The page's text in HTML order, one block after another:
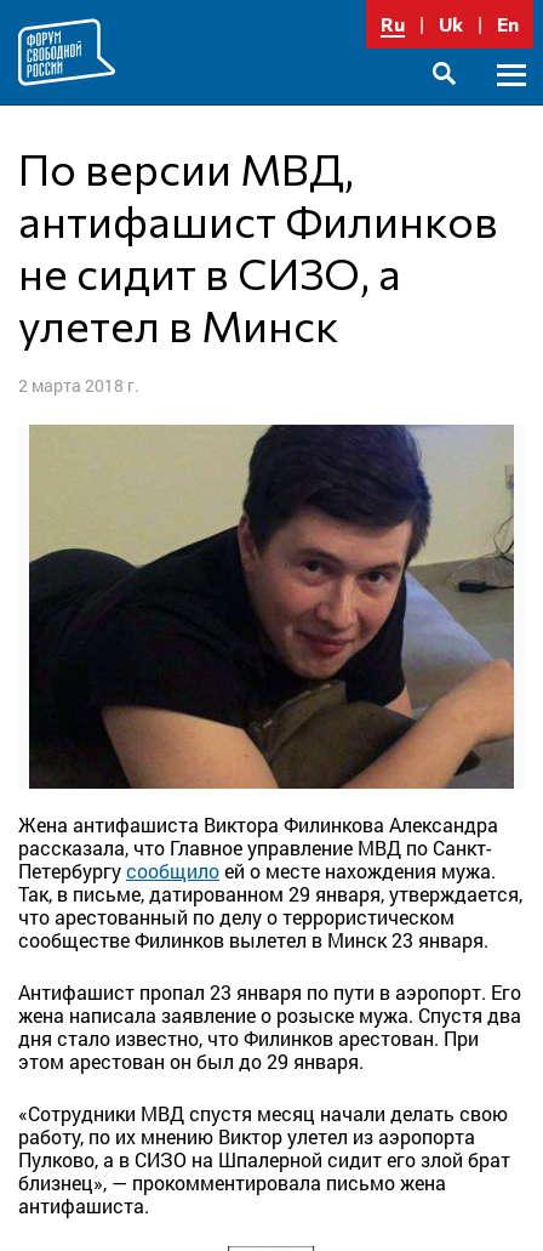
содержимому
Ru Uk En
По версии МВД,
антифашист Филинков
не сидит в СИЗО, а
улетел в Минск
2 марта 2018 г.
Жена антифашиста Виктора Филинкова Александра
рассказала, что Главное управление МВД по Санкт-
Петербургусообщилоей о месте нахождения мужа.
Так, в письме, датированном 29 января, утверждается,
что арестованный по делу о террористическом
сообществе Филинков вылетел в Минск 23 января.
Антифашист пропал 23 января по пути в аэропорт. Его
жена написала заявление о розыске мужа. Спустя два
дня стало известно, что Филинков арестован. При
этом арестован он был до 29 января.
«Сотрудники МВД спустя месяц начали делать свою
работу, по их мнению Виктор улетел из аэропорта
Пулково, а в СИЗО на Шпалерной сидит его злой брат
близнец», — прокомментировала письмо жена
антифашиста.